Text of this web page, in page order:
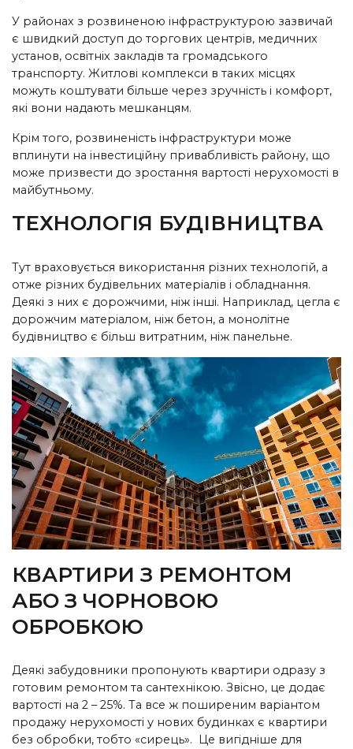
У районах з розвиненою інфраструктурою зазвичай
є швидкий доступ до торгових центрів, медичних
установ, освітніх закладів та громадського
транспорту. Житлові комплекси в таких місцях
можуть коштувати більше через зручність і комфорт,
які вони надають мешканцям.
Крім того, розвиненість інфраструктури може
вплинути на інвестиційну привабливість району, що
може призвести до зростання вартості нерухомості в
майбутньому.
ТЕХНОЛОГІЯ БУДІВНИЦТВА
Тут враховується використання різних технологій, а
отже різних будівельних матеріалів і обладнання.
Деякі з них є дорожчими, ніж інші. Наприклад, цегла є
дорожчим матеріалом, ніж бетон, а монолітне
будівництво є більш витратним, ніж панельне.
КВАРТИРИ З РЕМОНТОМ
АБО З ЧОРНОВОЮ
ОБРОБКОЮ
Деякі забудовники пропонують квартири одразу з
готовим ремонтом та сантехнікою. Звісно, це додає
вартості на 2 – 25%. Та все ж поширеним варіантом
продажу нерухомості у нових будинках є квартири
без обробки, тобто «сирець». Це вигідніше для